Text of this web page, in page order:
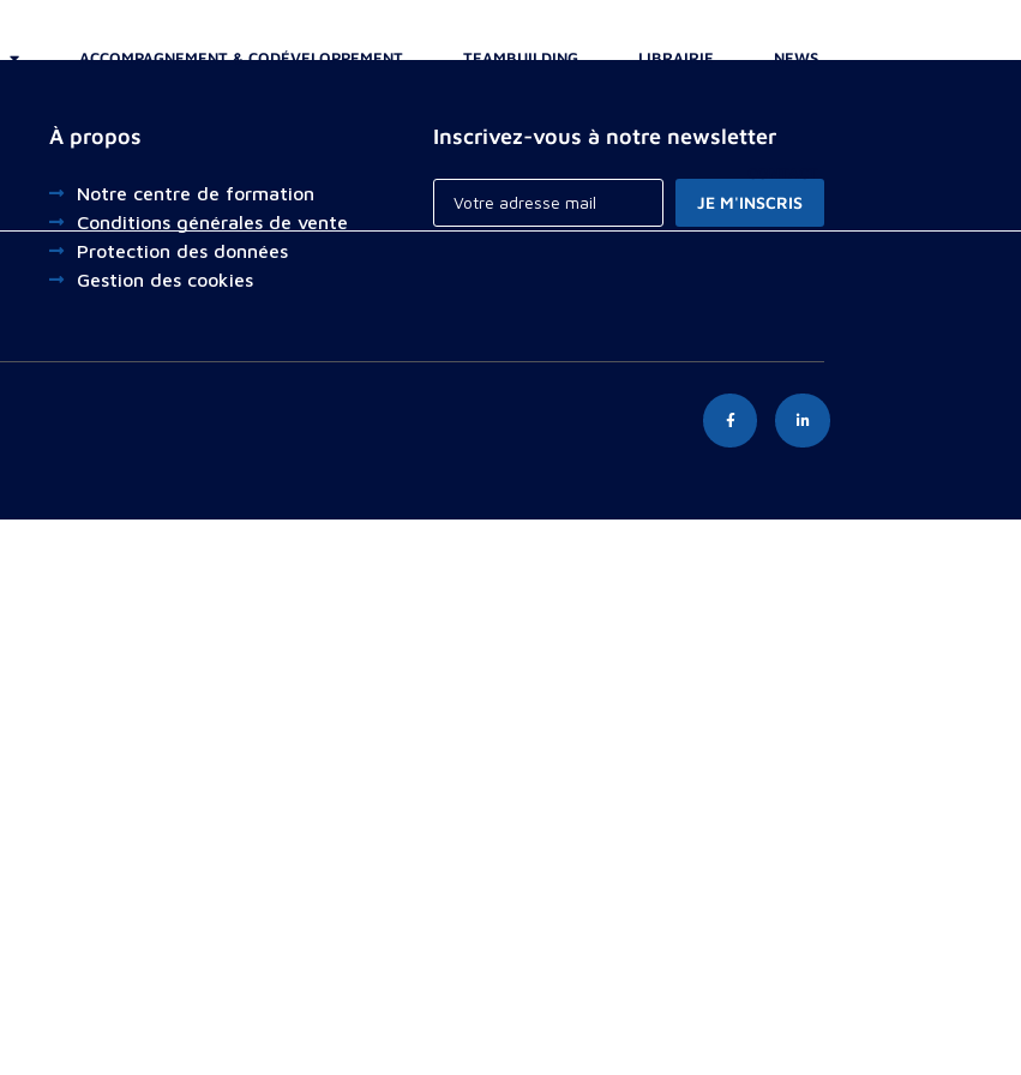
ACCOMPAGNEMENT & CODÉVELOPPEMENT TEAMBUILDING LIBRAIRIE NEWS
À propos
Notre centre de formation
Conditions générales de vente
Protection des données
Gestion des cookies
Inscrivez-vous à notre newsletter
JE M'INSCRIS